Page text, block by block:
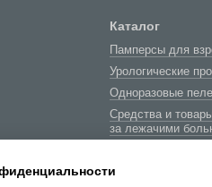
Каталог
Памперсы для
Урологические
Одноразовые
Средства и
за лежачими